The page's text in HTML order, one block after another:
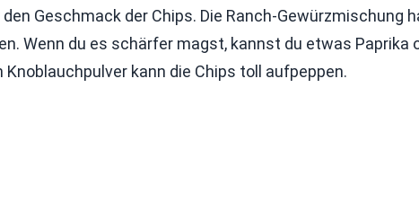
Geschmack der Chips. Die Ranch-Gewürzmischung
Wenn du es schärfer magst, kannst du etwas Paprika
kann die Chips toll aufpeppen.